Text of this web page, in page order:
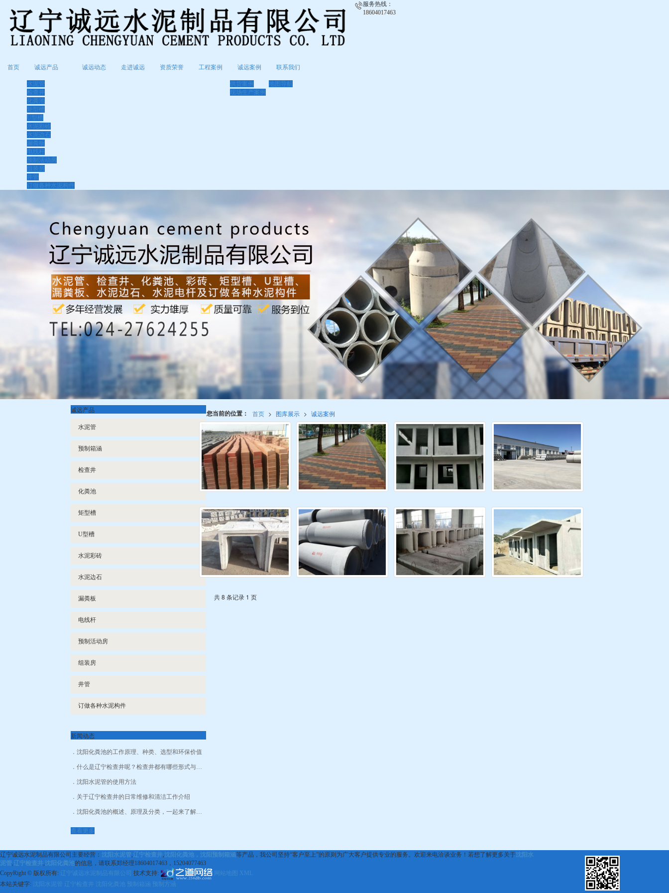
服务热线：
18604017463
首页 诚远产品
水泥管
检查井
化粪池
矩型槽
U型槽
水泥彩砖
水泥边石
漏粪板
电线杆
预制活动房
组装房
井管
订做各种水泥构件
诚远动态 走进诚远 资质荣誉 工程案例 诚远案例
供货案例
现场生产案例
联系我们
地图导航
您当前的位置： 首页 > 图库展示 > 诚远案例
共 8 条记录 1 页
诚远产品
水泥管
预制箱涵
检查井
化粪池
矩型槽
U型槽
水泥彩砖
水泥边石
漏粪板
电线杆
预制活动房
组装房
井管
订做各种水泥构件
新闻动态
沈阳化粪池的工作原理、种类、选型和环保价值
什么是辽宁检查井呢？检查井都有哪些形式与作用呢？
沈阳水泥管的使用方法
关于辽宁检查井的日常维修和清洁工作介绍
沈阳化粪池的概述、原理及分类，一起来了解一下！
查看更多
辽宁诚远水泥制品有限公司主要经营： 沈阳水泥管,辽宁检查井,沈阳化粪池，沈阳预制箱涵等产品，我公司坚持“客户至上”的原则为广大客户提供专业的服务。欢迎来电洽谈业务！若想了解更多关于沈阳水
泥管,辽宁检查井,沈阳化粪池的信息，请联系郑经理18604017463，15204077463
CopyRight © 版权所有: 辽宁诚远水泥制品有限公司 技术支持: 网站地图
XML
本站关键字: 沈阳水泥管 辽宁检查井 沈阳化粪池 预制箱涵 预制方涵